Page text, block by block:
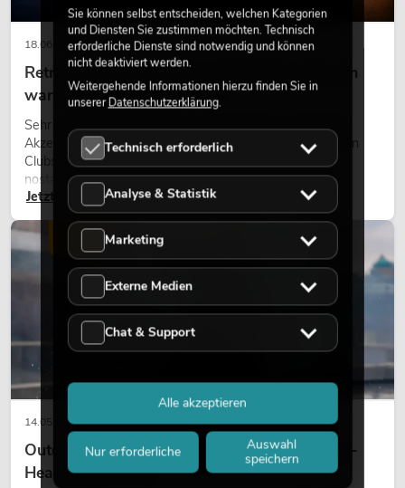
18.06.2026
Retro-Licht im modernen Lichtdesign: Warum
warmes Licht wieder wirkt
Sehr warmes Licht, sichtbare Leuchtflächen und farbige
Akzente prägen viele aktuelle Lichtdesigns auf Bühnen, in
Clubs und bei Events. Retro-Licht ist dabei kein rein
nostalgischer Effekt, sondern ein bewusst eingesetztes
Gestaltungsmittel: Es schafft Atmosphäre, gibt Szenen
Charakter und kann technische LED-Setups emotionaler
wirken lassen.
Jetzt lesen
14.05.2026
Outdoor Moving-Heads: Wetterfeste Moving-
Heads bei Events
Sie können selbst entscheiden, welchen Kategorien
und Diensten Sie zustimmen möchten. Technisch
erforderliche Dienste sind notwendig und können
nicht deaktiviert werden.
Weitergehende Informationen hierzu finden Sie in
unsererDatenschutzerklärung.
Technisch erforderlich
Analyse & Statistik
Marketing
Externe Medien
Chat & Support
Nur erforderliche
Auswahl
speichern
Alle akzeptieren